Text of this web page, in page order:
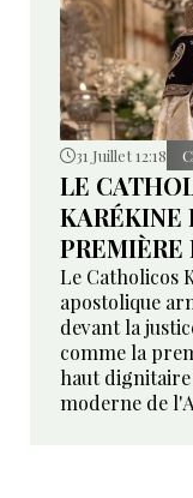
31 Juillet 12:18
LE
KARÉKINE
Le Catholicos
apostolique
devant la
comme la
haut
moderne de